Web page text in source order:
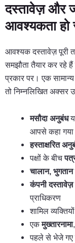
दस्तावेज़ और
आवश्यकता हो
आवश्यक दस्तावेज़ पूरी
समझौता तैयार कर रहे
प्रकार पर। एक
तो निम्नलिखित अक्सर
मसौदा अनुबंध
आपसे कहा गया
हस्ताक्षरित
पक्षों के बीच
चालान, भुगतान
कंपनी दस्तावेज़
प्राधिकरण
शामिल
एकमुख्तारनामा
पहले से भेजे गए